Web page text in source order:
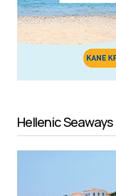
Hellenic Seaways